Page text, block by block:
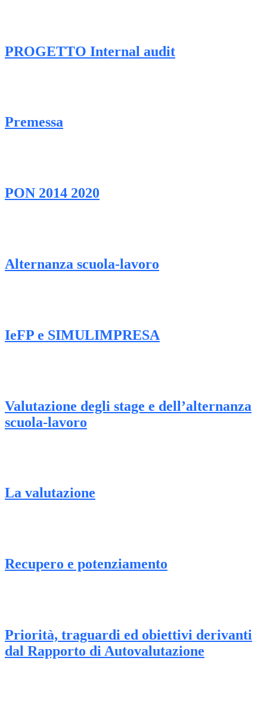
PROGETTO Internal audit
Premessa
PON 2014 2020
Alternanza scuola-lavoro
IeFP e SIMULIMPRESA
Valutazione degli stage e dell’alternanza
scuola-lavoro
La valutazione
Recupero e potenziamento
Priorità, traguardi ed obiettivi derivanti
dal Rapporto di Autovalutazione